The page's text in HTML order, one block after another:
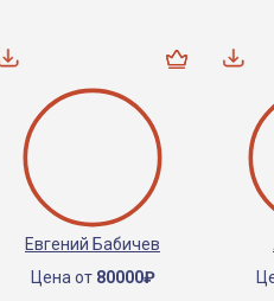
Евгений Бабичев
Цена от 80000₽